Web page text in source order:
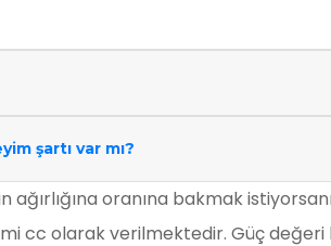
şartı var mı?
oranına bakmak
cc olarak verilmektedir. Güç